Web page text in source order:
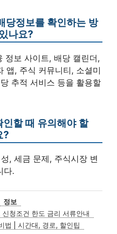
당정보를 확인하는 방
나요?
정보 사이트, 배당 캘린더,
앱, 주식 커뮤니티, 소셜미
추적 서비스 등을 활용할
할 때 유의해야 할
?
, 세금 문제, 주식시장 변
다.
카
테
정보
청조건 한도 금리 서류안내
법 | 시간대, 경로, 할인팁